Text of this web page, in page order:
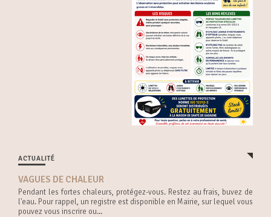
ACTUALITÉ
VAGUES DE CHALEUR
Pendant les fortes chaleurs, protégez-vous. Restez au frais, buvez de
l'eau. Pour rappel, un registre est disponible en Mairie, sur lequel vous
pouvez vous inscrire ou...